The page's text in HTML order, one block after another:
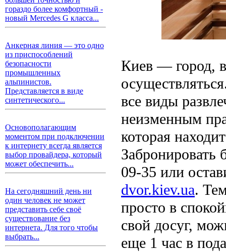
гораздо более комфортный -
новый Mercedes G класса...
Анкерная линия — это одно
из приспособлений
безопасности
промышленных
альпинистов.
Представляется в виде
синтетического...
Основополагающим
моментом при подключении
к интернету всегда является
выбор провайдера, который
может обеспечить...
На сегодняшний день ни
один человек не может
представить себе своё
существование без
интернета. Для того чтобы
выбрать...
Киев — город,
все виды
неизменным
которая
09-35 или
dvor.kiev.ua.
просто в
свой досуг,
еще 1 час в